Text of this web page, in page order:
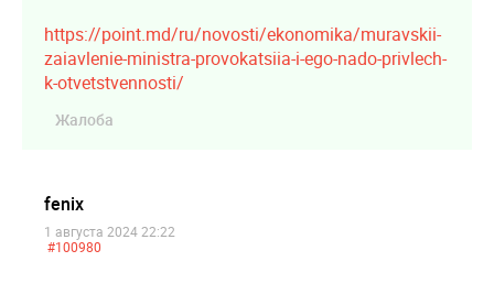
https://point.md/ru/novosti/ekonomika/muravskii-
zaiavlenie-ministra-provokatsiia-i-ego-nado-privlech-
k-otvetstvennosti/
Жалоба
fenix
1 августа 2024 22:22
#100980